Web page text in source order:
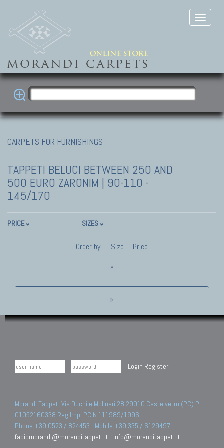
CARPETS FOR FURNISHINGS
TAPPETI BELUCI BETWEEN 250 AND
500 EURO ZARONIM | 90-110 -
145/170
PRICE SIZES
Order by: Size Price
»
»
Login Register
Morandi Tappeti Via Duchi e Molinari 28 29010 Castelvetro (PC) PI
01052160338 Reg.Imp. PC N.111989/1996.
Phone +39 0523 / 824453 - Mobile +39 335 / 6129497
fabiomorandi@moranditappeti.it - info@moranditappeti.it